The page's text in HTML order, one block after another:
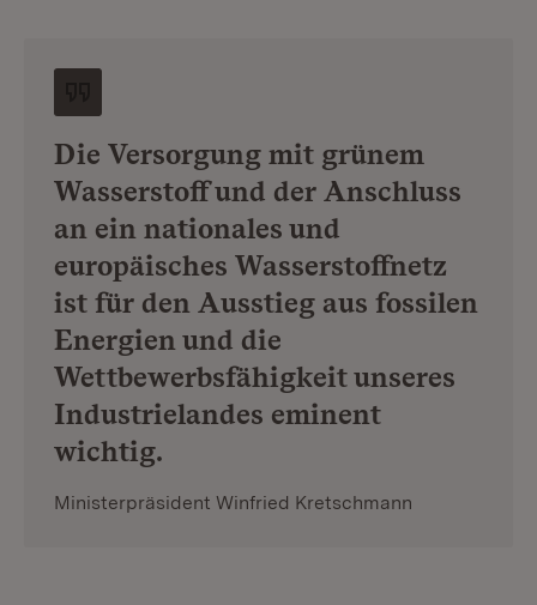
Die Versorgung mit grünem
Wasserstoff und der Anschluss
an ein nationales und
europäisches Wasserstoffnetz
ist für den Ausstieg aus fossilen
Energien und die
Wettbewerbsfähigkeit unseres
Industrielandes eminent
wichtig.
Ministerpräsident Winfried Kretschmann